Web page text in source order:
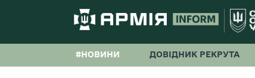
#НОВИНИ ДОВІДНИК РЕКРУТА